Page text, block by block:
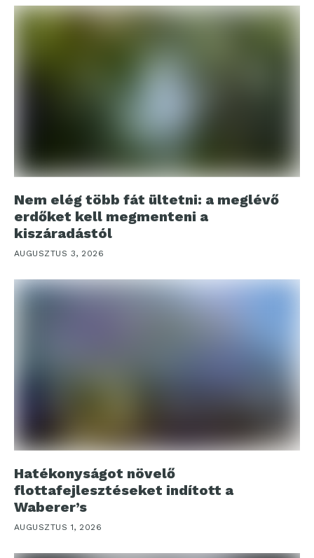
Nem elég több fát ültetni: a meglévő
erdőket kell megmenteni a
kiszáradástól
AUGUSZTUS 3, 2026
Hatékonyságot növelő
flottafejlesztéseket indított a
Waberer’s
AUGUSZTUS 1, 2026